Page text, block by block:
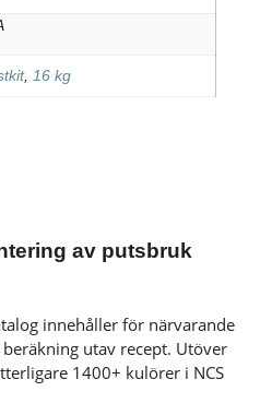
, 16 kg
av putsbruk
innehåller för närvarande
utav recept. Utöver
1400+ kulörer i NCS